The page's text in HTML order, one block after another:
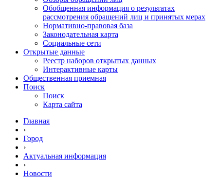
Обобщенная информация о результатах
рассмотрения обращений лиц и принятых мерах
Нормативно-правовая база
Законодательная карта
Социальные сети
Открытые данные
Реестр наборов открытых данных
Интерактивные карты
Общественная приемная
Поиск
Поиск
Карта сайта
Главная
›
Город
›
Актуальная информация
›
Новости